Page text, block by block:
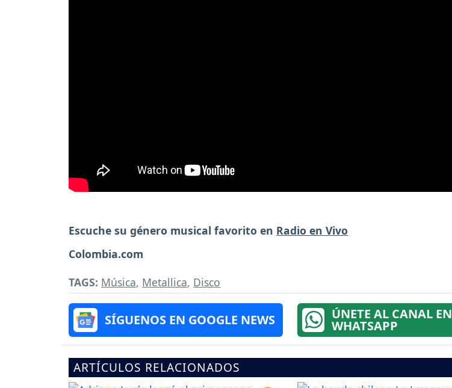
Escuche su género musical favorito en Radio en Vivo
Colombia.com
TAGS: Música, Metallica, Disco
SÍGUENOS EN GOOGLE NEWS ÚNETE AL CANAL EN
WHATSAPP
ARTÍCULOS RELACIONADOS